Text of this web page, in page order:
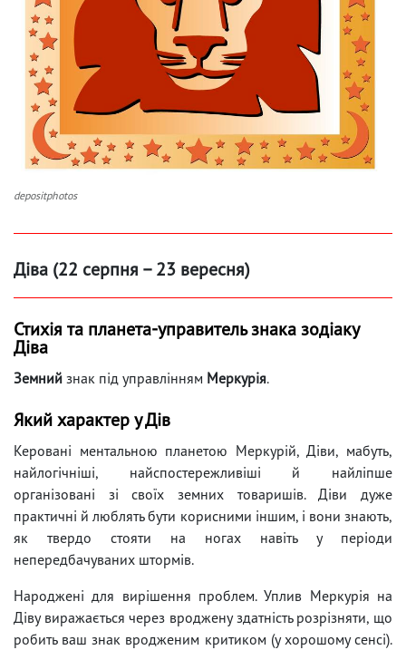
depositphotos
Діва (22 серпня – 23 вересня)
Стихія та планета-управитель знака зодіаку
Діва
Земний знак під управлінням Меркурія.
Який характер у Дів
Керовані ментальною планетою Меркурій, Діви, мабуть,
найлогічніші, найспостережливіші й найліпше
організовані зі своїх земних товаришів. Діви дуже
практичні й люблять бути корисними іншим, і вони знають,
як твердо стояти на ногах навіть у періоди
непередбачуваних штормів.
Народжені для вирішення проблем. Уплив Меркурія на
Діву виражається через вроджену здатність розрізняти, що
робить ваш знак вродженим критиком (у хорошому сенсі).